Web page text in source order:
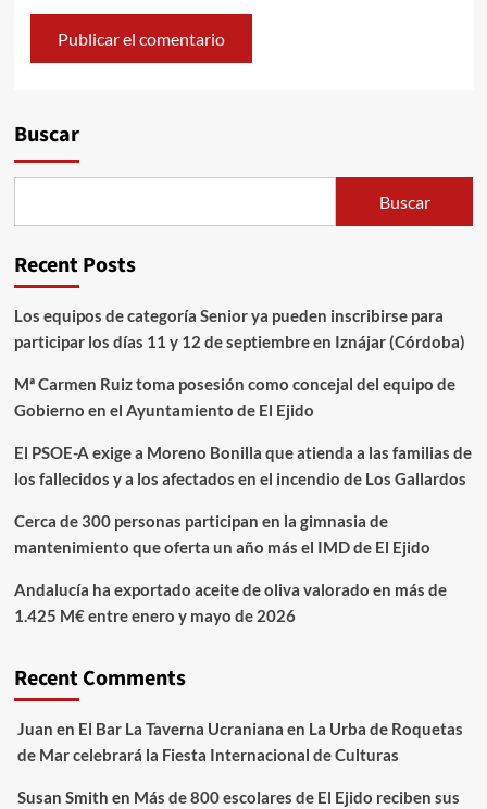
Buscar
Buscar
Recent Posts
Los equipos de categoría Senior ya pueden inscribirse para
participar los días 11 y 12 de septiembre en Iznájar (Córdoba)
Mª Carmen Ruiz toma posesión como concejal del equipo de
Gobierno en el Ayuntamiento de El Ejido
El PSOE-A exige a Moreno Bonilla que atienda a las familias de
los fallecidos y a los afectados en el incendio de Los Gallardos
Cerca de 300 personas participan en la gimnasia de
mantenimiento que oferta un año más el IMD de El Ejido
Andalucía ha exportado aceite de oliva valorado en más de
1.425 M€ entre enero y mayo de 2026
Recent Comments
Juan en El Bar La Taverna Ucraniana en La Urba de Roquetas
de Mar celebrará la Fiesta Internacional de Culturas
Susan Smith en Más de 800 escolares de El Ejido reciben sus